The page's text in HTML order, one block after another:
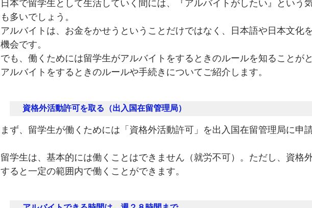
日本で留学生として生活していく間には、『アルバイトがしたい』という
も多いでしょう。
アルバイトは、お金をかせうということだけではなく、日本語や日本文化
機会です。
でも、働くためには留学生がアルバイトをするときのルールを知ることが
アルバイトをするときのルールや手続きについてご紹介します。
資格外活動許可を取る（出入国在留管理局）
まず、留学生が働くためには「資格外活動許可」を出入国在留管理局に申
留学生は、基本的には働くことはできません（就労不可）。ただし、資格
すると一定の範囲内で働くことができます。